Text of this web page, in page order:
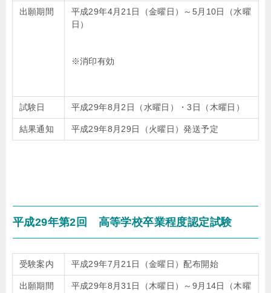
出願期間
平成29年4月21日（金曜日）～5月10日（水曜
日）
※消印有効
試験日 平成29年8月2日（水曜日）・3日（木曜日）
結果通知 平成29年8月29日（火曜日）発送予定
平成29年第2回 高等学校卒業程度認定試験
受験案内 平成29年7月21日（金曜日）配布開始
出願期間
平成29年8月31日（木曜日）～9月14日（木曜